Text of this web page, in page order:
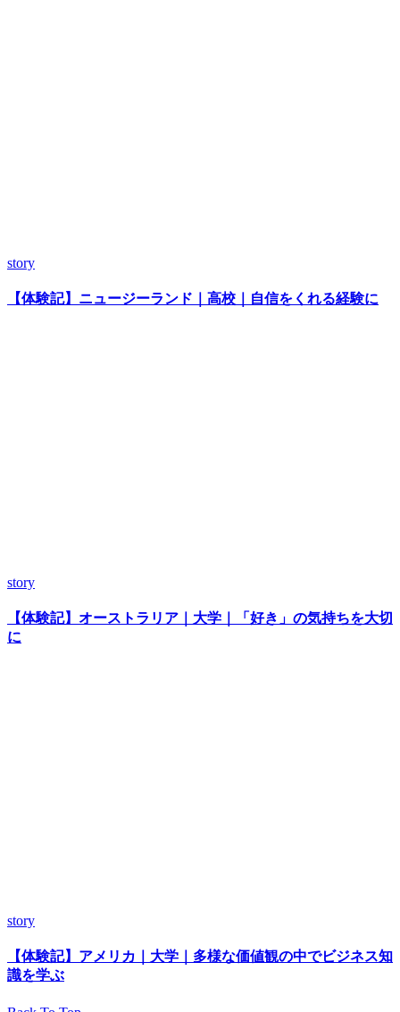
story
【体験記】ニュージーランド｜高校｜自信をくれる経験に
story
【体験記】オーストラリア｜大学｜「好き」の気持ちを大切
に
story
【体験記】アメリカ｜大学｜多様な価値観の中でビジネス知
識を学ぶ